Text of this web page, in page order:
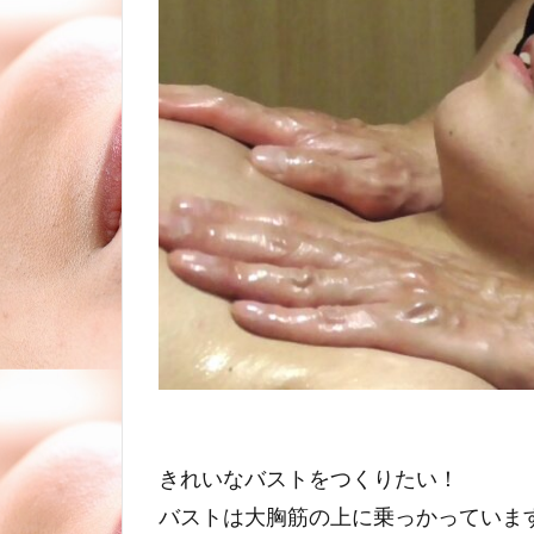
きれいなバストをつくりたい！
バストは大胸筋の上に乗っかっていま